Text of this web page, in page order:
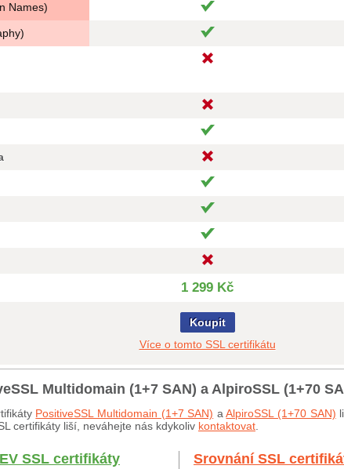
Names)
1 299 Kč
Koupit
Více o tomto SSL certifikátu
Multidomain (1+7 SAN) a AlpiroSSL (1+70
PositiveSSL Multidomain (1+7 SAN) aAlpiroSSL (1+70 SAN)
certifikáty liší, neváhejte nás kdykoliv kontaktovat
EV SSL certifikáty Srovnání SSL